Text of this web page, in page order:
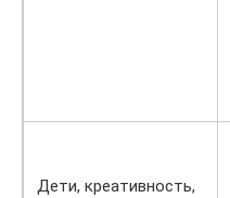
Дети, креативность,